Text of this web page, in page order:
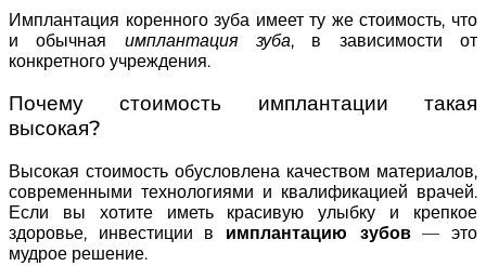
Имплантация коренного зуба имеет ту же стоимость, что
и обычная имплантация зуба, в зависимости от
конкретного учреждения.
Почему стоимость имплантации такая
высокая?
Высокая стоимость обусловлена качеством материалов,
современными технологиями и квалификацией врачей.
Если вы хотите иметь красивую улыбку и крепкое
здоровье, инвестиции в имплантацию зубов— это
мудрое решение.